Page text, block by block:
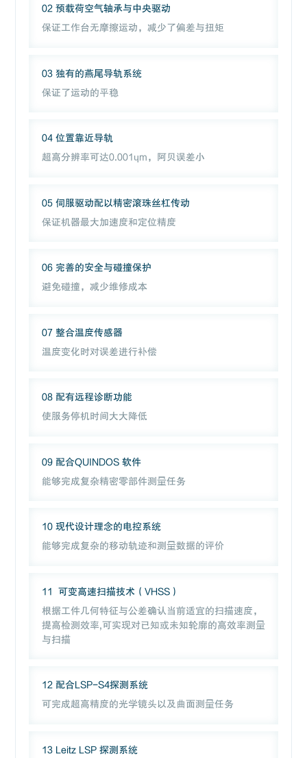
02 预载荷空气轴承与中央驱动
保证工作台无摩擦运动，减少了偏差与扭矩
03 独有的燕尾导轨系统
保证了运动的平稳
04 位置靠近导轨
超高分辨率可达0.001ɥm，阿贝误差小
05 伺服驱动配以精密滚珠丝杠传动
保证机器最大加速度和定位精度
06 完善的安全与碰撞保护
避免碰撞，减少维修成本
07 整合温度传感器
温度变化时对误差进行补偿
08 配有远程诊断功能
使服务停机时间大大降低
09 配合QUINDOS 软件
能够完成复杂精密零部件测量任务
10 现代设计理念的电控系统
能够完成复杂的移动轨迹和测量数据的评价
11 可变高速扫描技术（VHSS）
根据工件几何特征与公差确认当前适宜的扫描速度，
提高检测效率,可实现对已知或未知轮廓的高效率测量
与扫描
12 配合LSP-S4探测系统
可完成超高精度的光学镜头以及曲面测量任务
13 Leitz LSP 探测系统